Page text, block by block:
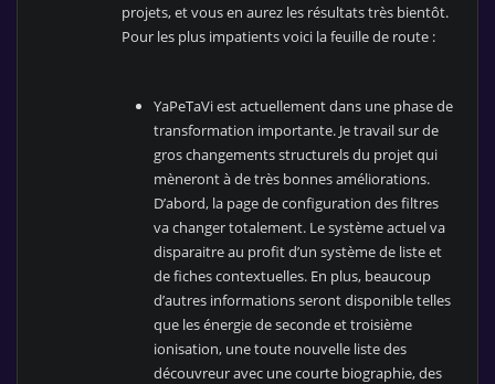
projets, et vous en aurez les résultats très bientôt.
Pour les plus impatients voici la feuille de route :
YaPeTaVi est actuellement dans une phase de
transformation importante. Je travail sur de
gros changements structurels du projet qui
mèneront à de très bonnes améliorations.
D’abord, la page de configuration des filtres
va changer totalement. Le système actuel va
disparaitre au profit d’un système de liste et
de fiches contextuelles. En plus, beaucoup
d’autres informations seront disponible telles
que les énergie de seconde et troisième
ionisation, une toute nouvelle liste des
découvreur avec une courte biographie, des